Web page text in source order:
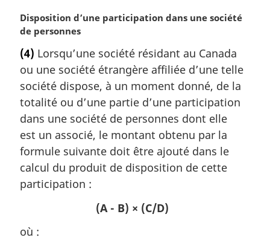
N
o
e
m
a
r
i
n
a
l
:
Disposition d’une participation dans une société
de personnes
(4) Lorsqu’une société résidant au Canada
ou une société étrangère affiliée d’une telle
société dispose, à un moment donné, de la
totalité ou d’une partie d’une participation
dans une société de personnes dont elle
est un associé, le montant obtenu par la
formule suivante doit être ajouté dans le
calcul du produit de disposition de cette
participation :
(A - B) × (C/D)
où :